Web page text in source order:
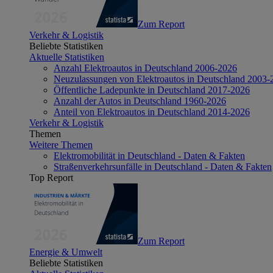
Zum Report
Verkehr & Logistik
Beliebte Statistiken
Aktuelle Statistiken
Anzahl Elektroautos in Deutschland 2006-2026
Neuzulassungen von Elektroautos in Deutschland 2003-
Öffentliche Ladepunkte in Deutschland 2017-2026
Anzahl der Autos in Deutschland 1960-2026
Anteil von Elektroautos in Deutschland 2014-2026
Verkehr & Logistik
Themen
Weitere Themen
Elektromobilität in Deutschland - Daten & Fakten
Straßenverkehrsunfälle in Deutschland - Daten & Fakten
Top Report
Zum Report
Energie & Umwelt
Beliebte Statistiken